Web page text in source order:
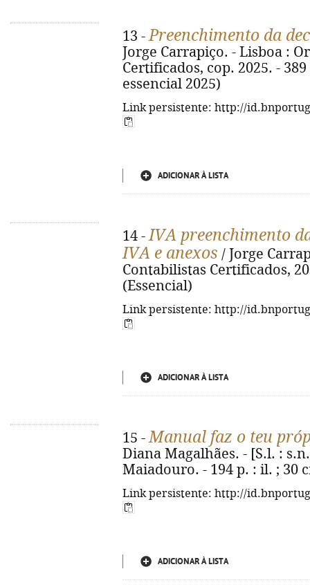
13 -Preenchimento da
Jorge Carrapiço. - Lisboa :
Certificados, cop. 2025. -
essencial 2025)
Link persistente: http://
ADICIONAR À LISTA
14 -IVA preenchimento
IVA e anexos / Jorge
Contabilistas Certificados,
(Essencial)
Link persistente: http://
ADICIONAR À LISTA
15 -Manual faz o teu
Diana Magalhães. - [S.l. :
Maiadouro. - 194 p. : il. ; 30
Link persistente: http://
ADICIONAR À LISTA